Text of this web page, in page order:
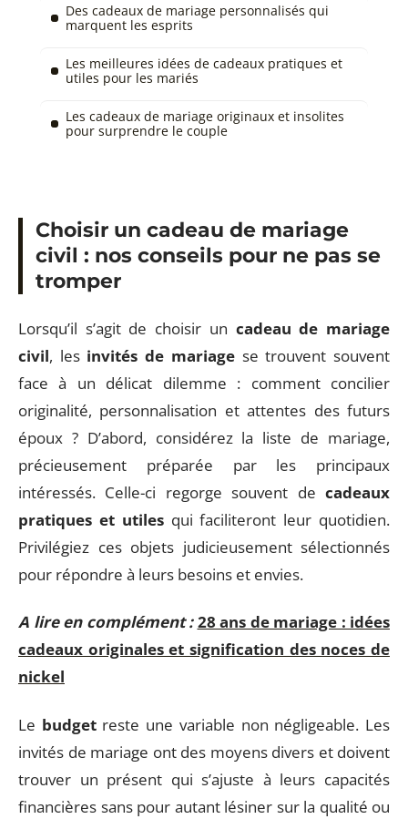
Des cadeaux de mariage personnalisés qui
marquent les esprits
Les meilleures idées de cadeaux pratiques et
utiles pour les mariés
Les cadeaux de mariage originaux et insolites
pour surprendre le couple
Choisir un cadeau de mariage
civil : nos conseils pour ne pas se
tromper
Lorsqu’il s’agit de choisir un cadeau de mariage
civil, les invités de mariagese trouvent souvent
face à un délicat dilemme : comment concilier
originalité, personnalisation et attentes des futurs
époux ? D’abord, considérez la liste de mariage,
précieusement préparée par les principaux
intéressés. Celle-ci regorge souvent de cadeaux
pratiques et utilesqui faciliteront leur quotidien.
Privilégiez ces objets judicieusement sélectionnés
pour répondre à leurs besoins et envies.
A lire en complément : 28 ans de mariage : idées
cadeaux originales et signification des noces de
nickel
Le budgetreste une variable non négligeable. Les
invités de mariage ont des moyens divers et doivent
trouver un présent qui s’ajuste à leurs capacités
financières sans pour autant lésiner sur la qualité ou